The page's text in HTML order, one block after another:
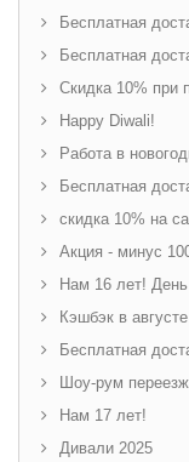
Бесплатная
Бесплатная
Скидка 10% при
Happy Diwali!
Работа в
Бесплатная
скидка 10% на
Акция - минус
Нам 16 лет!
Кэшбэк в августе
Бесплатная
Шоу-рум
Нам 17 лет!
Дивали 2025